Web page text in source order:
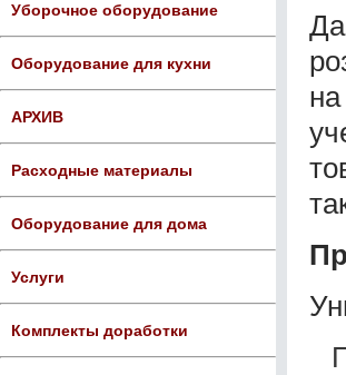
Уборочное оборудование
Оборудование для кухни
АРХИВ
Расходные материалы
Оборудование для дома
Услуги
Комплекты доработки